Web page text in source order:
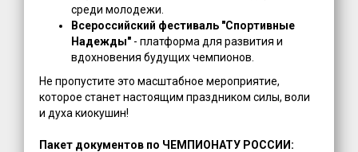
среди молодежи.
Всероссийский фестиваль "Спортивные
Надежды" - платформа для развития и
вдохновения будущих чемпионов.
Не пропустите это масштабное мероприятие,
которое станет настоящим праздником силы, воли
и духа киокушин!
Пакет документов по ЧЕМПИОНАТУ РОССИИ: